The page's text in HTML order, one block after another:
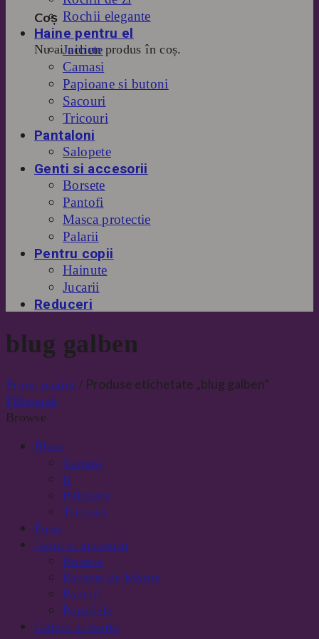
Coș
Nu ai niciun produs în coș.
Rochii elegante
Haine pentru el
Jachete
Camasi
Papioane si butoni
Sacouri
Tricouri
Pantaloni
Salopete
Genti si accesorii
Borsete
Pantofi
Masca protectie
Palarii
Pentru copii
Hainute
Jucarii
Reduceri
blug galben
Prima pagină/ Produse etichetate „blug galben”
Filtrează
Browse
Bluze
Camasi
II
Pulovere
Tricouri
Fuste
Genti si accesorii
Borsete
Pachete de Martie
Pantofi
Portofele
Gulere si esarfe